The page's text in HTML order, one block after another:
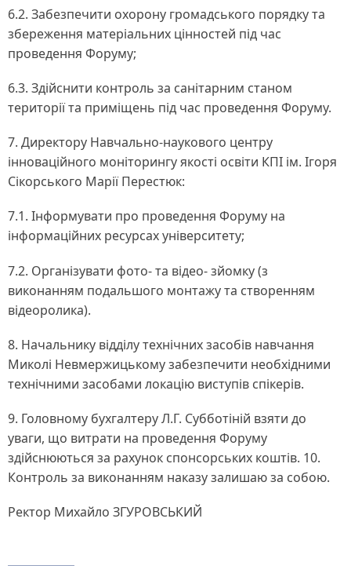
6.2. Забезпечити охорону громадського порядку та
збереження матеріальних цінностей під час
проведення Форуму;
6.3. Здійснити контроль за санітарним станом
території та приміщень під час проведення Форуму.
7. Директору Навчально-наукового центру
інноваційного моніторингу якості освіти КПІ ім. Ігоря
Сікорського Марії Перестюк:
7.1. Інформувати про проведення Форуму на
інформаційних ресурсах університету;
7.2. Організувати фото- та відео- зйомку (з
виконанням подальшого монтажу та створенням
відеоролика).
8. Начальнику відділу технічних засобів навчання
Миколі Невмержицькому забезпечити необхідними
технічними засобами локацію виступів спікерів.
9. Головному бухгалтеру Л.Г. Субботіній взяти до
уваги, що витрати на проведення Форуму
здійснюються за рахунок спонсорських коштів. 10.
Контроль за виконанням наказу залишаю за собою.
Ректор Михайло ЗГУРОВСЬКИЙ